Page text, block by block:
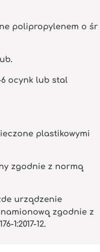
polipropylenem o śr
ocynk lub stal
plastikowymi
zgodnie z normą
urządzenie
zgodnie z
1:2017-12.